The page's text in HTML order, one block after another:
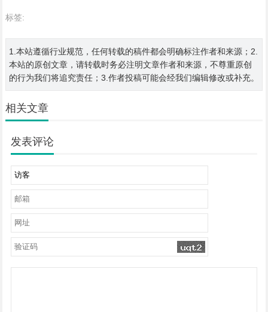
标签:
1.本站遵循行业规范，任何转载的稿件都会明确标注作者和来源；2.
本站的原创文章，请转载时务必注明文章作者和来源，不尊重原创
的行为我们将追究责任；3.作者投稿可能会经我们编辑修改或补充。
相关文章
发表评论